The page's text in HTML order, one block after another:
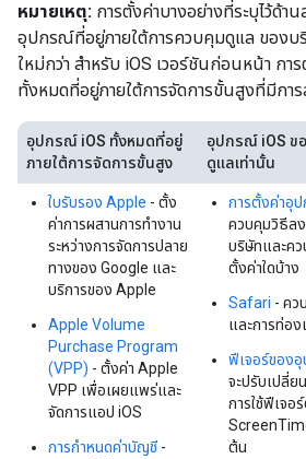
หมายเหตุ: การตั้งค่าบางอย่างที่ระบุไว้ด้าน
อุปกรณ์ที่อยู่ภายใต้การควบคุมดูแล ของบ
ใหม่กว่า สำหรับ iOS เวอร์ชันก่อนหน้า ก
ทั้งหมดที่อยู่ภายใต้การจัดการขั้นสูงที่มีกา
อุปกรณ์ iOS ทั้งหมดที่อยู่
ภายใต้การจัดการขั้นสูง
อุปกรณ์ iOS ข
ดูแลเท่านั้น
ใบรับรอง Apple - ตั้ง
ค่าการผสานการทำงาน
ระหว่างการจัดการปลาย
ทางของ Google และ
บริการของ Apple
Apple Volume
Purchase Program
(VPP) - ตั้งค่า Apple
VPP เพื่อเผยแพร่และ
จัดการแอป iOS
การกำหนดค่าบัญชี -
การตั้งค่าอุ
ควบคุมวิธีล
บริษัทและคว
ตั้งค่าใดบ้าง
Safari - คว
และการท่อ
ฟีเจอร์ของ
จะปรับเปลี่
การใช้ฟีเจอ
ต้น